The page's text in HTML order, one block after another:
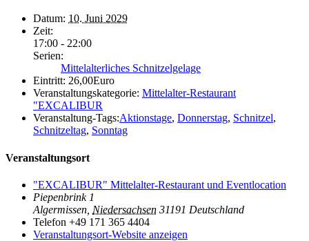
Datum: 10. Juni 2029
Zeit:
17:00 - 22:00
Serien:
Mittelalterliches Schnitzelgelage
Eintritt: 26,00Euro
Veranstaltungskategorie: Mittelalter-Restaurant
"EXCALIBUR
Veranstaltung-Tags:Aktionstage, Donnerstag, Schnitzel,
Schnitzeltag, Sonntag
Veranstaltungsort
"EXCALIBUR" Mittelalter-Restaurant und Eventlocation
Piepenbrink 1
Algermissen Niedersachsen 31191 Deutschland
Telefon +49 171 365 4404
Veranstaltungsort-Website anzeigen